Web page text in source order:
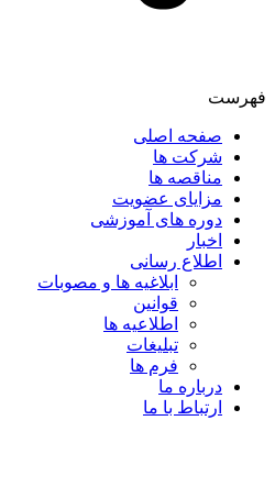
فهرست
صفحه اصلی
شرکت ها
مناقصه ها
مزایای عضویت
دوره های آموزشی
اخبار
اطلاع رسانی
ابلاغیه ها و مصوبات
قوانین
اطلاعیه ها
تبلیغات
فرم ها
درباره ما
ارتباط با ما